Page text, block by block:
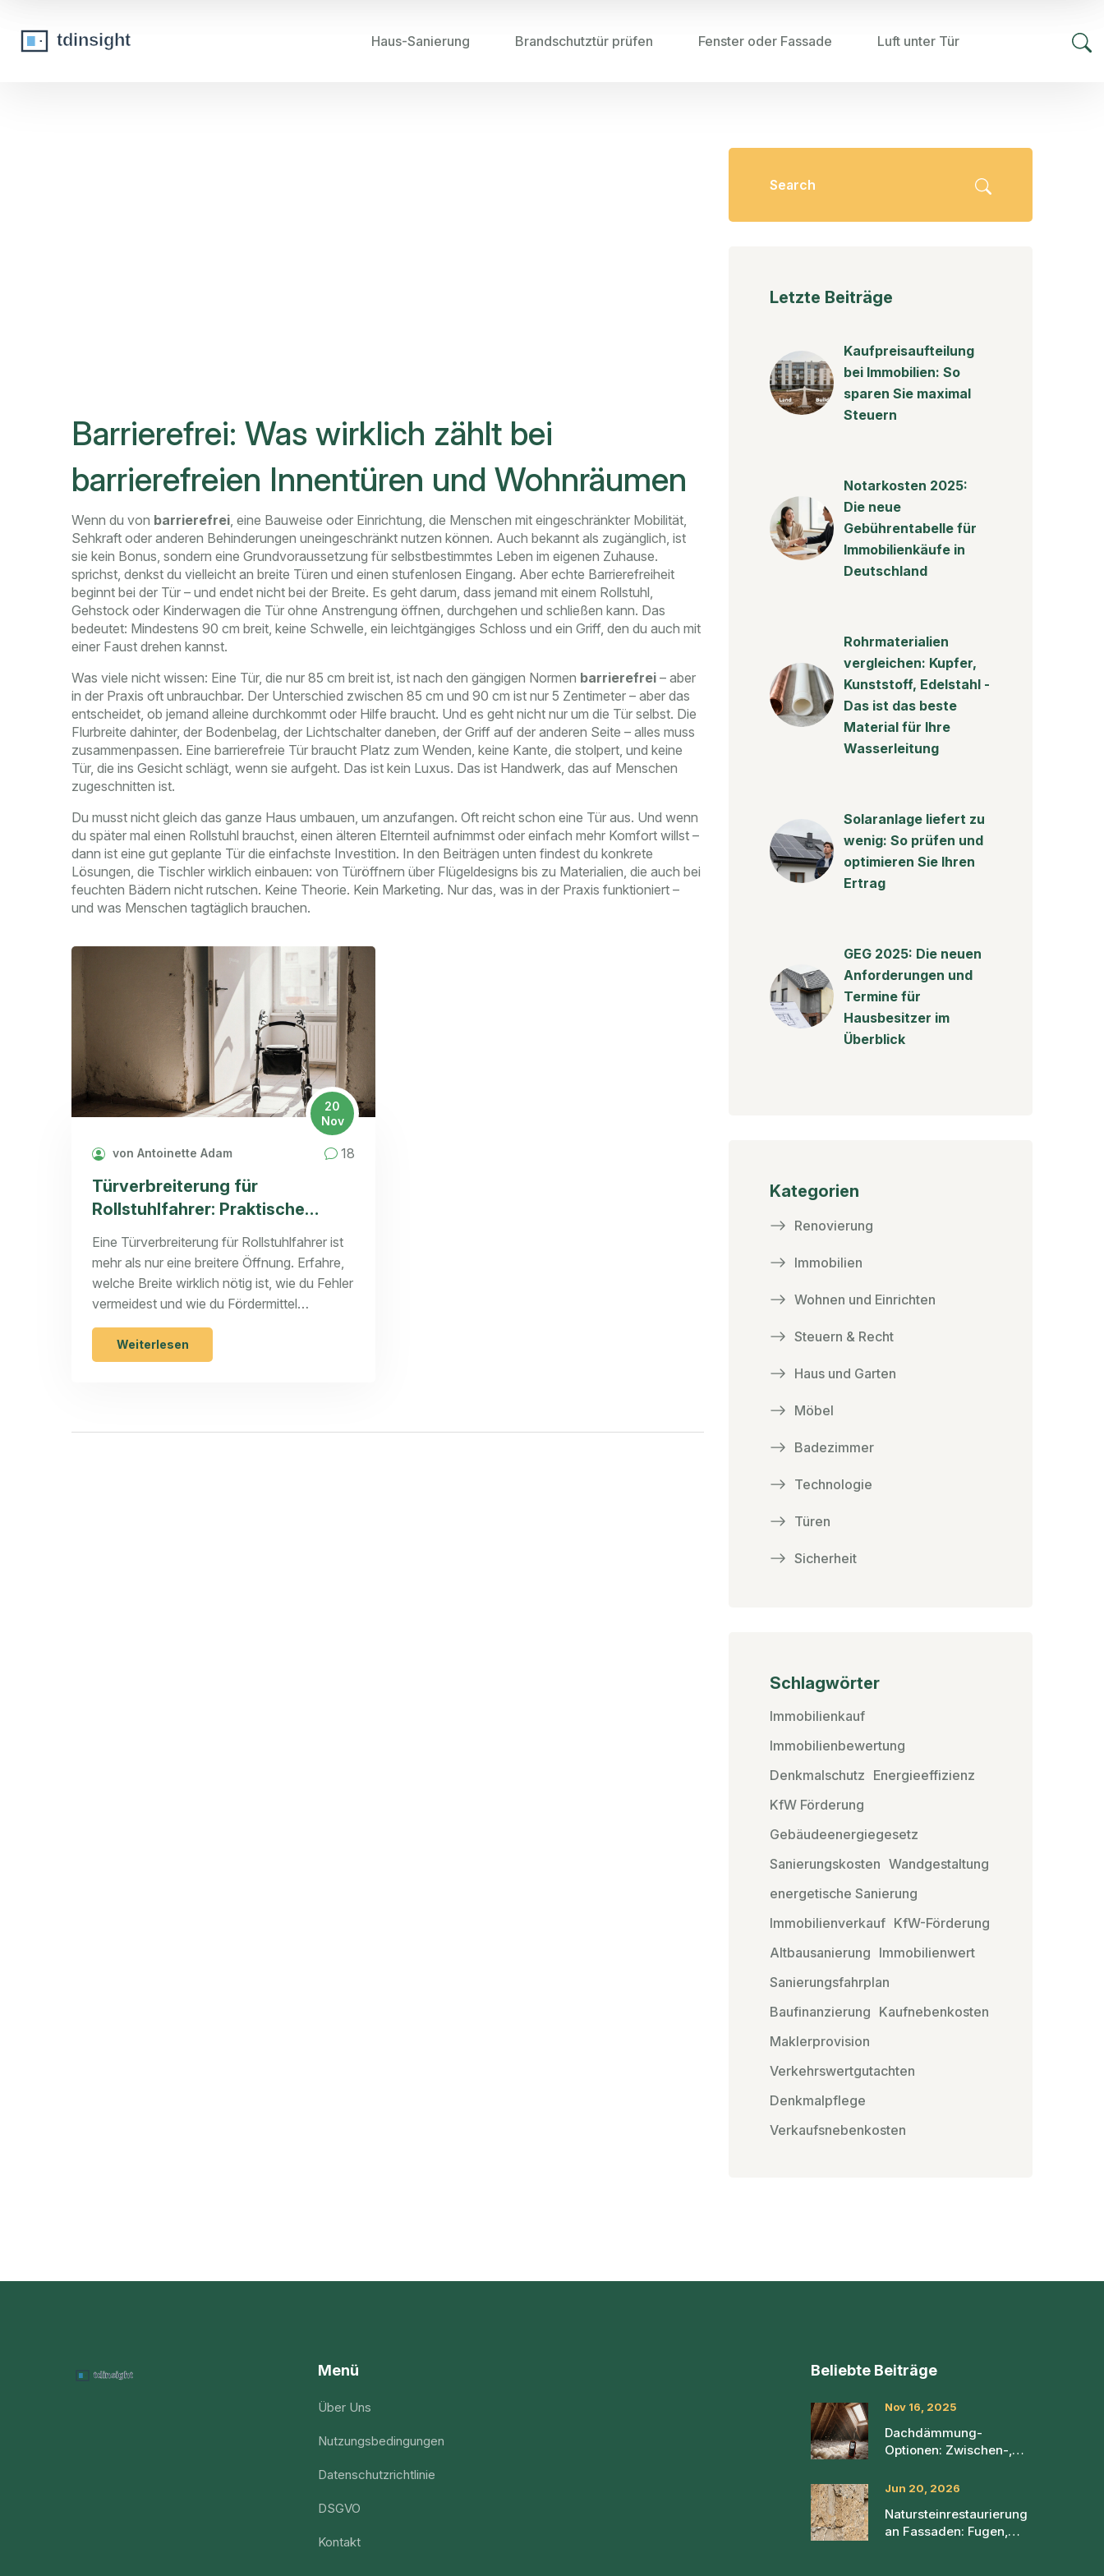
Haus-Sanierung Brandschutztür prüfen Fenster oder Fassade Luft unter Tür
Barrierefrei: Was wirklich zählt bei
barrierefreien Innentüren und Wohnräumen
Wenn du von barrierefrei, eine Bauweise oder Einrichtung, die Menschen mit eingeschränkter Mobilität,
Sehkraft oder anderen Behinderungen uneingeschränkt nutzen können. Auch bekannt als zugänglich, ist
sie kein Bonus, sondern eine Grundvoraussetzung für selbstbestimmtes Leben im eigenen Zuhause.
sprichst, denkst du vielleicht an breite Türen und einen stufenlosen Eingang. Aber echte Barrierefreiheit
beginnt bei der Tür – und endet nicht bei der Breite. Es geht darum, dass jemand mit einem Rollstuhl,
Gehstock oder Kinderwagen die Tür ohne Anstrengung öffnen, durchgehen und schließen kann. Das
bedeutet: Mindestens 90 cm breit, keine Schwelle, ein leichtgängiges Schloss und ein Griff, den du auch mit
einer Faust drehen kannst.
Was viele nicht wissen: Eine Tür, die nur 85 cm breit ist, ist nach den gängigen Normen barrierefrei – aber
in der Praxis oft unbrauchbar. Der Unterschied zwischen 85 cm und 90 cm ist nur 5 Zentimeter – aber das
entscheidet, ob jemand alleine durchkommt oder Hilfe braucht. Und es geht nicht nur um die Tür selbst. Die
Flurbreite dahinter, der Bodenbelag, der Lichtschalter daneben, der Griff auf der anderen Seite – alles muss
zusammenpassen. Eine barrierefreie Tür braucht Platz zum Wenden, keine Kante, die stolpert, und keine
Tür, die ins Gesicht schlägt, wenn sie aufgeht. Das ist kein Luxus. Das ist Handwerk, das auf Menschen
zugeschnitten ist.
Du musst nicht gleich das ganze Haus umbauen, um anzufangen. Oft reicht schon eine Tür aus. Und wenn
du später mal einen Rollstuhl brauchst, einen älteren Elternteil aufnimmst oder einfach mehr Komfort willst –
dann ist eine gut geplante Tür die einfachste Investition. In den Beiträgen unten findest du konkrete
Lösungen, die Tischler wirklich einbauen: von Türöffnern über Flügeldesigns bis zu Materialien, die auch bei
feuchten Bädern nicht rutschen. Keine Theorie. Kein Marketing. Nur das, was in der Praxis funktioniert –
und was Menschen tagtäglich brauchen.
20
Nov
von Antoinette Adam 18
Türverbreiterung für
Rollstuhlfahrer: Praktische
Planung und Ausführung nach
DIN 18040
Eine Türverbreiterung für Rollstuhlfahrer ist
mehr als nur eine breitere Öffnung. Erfahre,
welche Breite wirklich nötig ist, wie du Fehler
vermeidest und wie du Fördermittel
bekommst - nach DIN 18040 und mit
Praxisbeispielen.
Weiterlesen
Letzte Beiträge
Kaufpreisaufteilung
bei Immobilien: So
sparen Sie maximal
Steuern
Notarkosten 2025:
Die neue
Gebührentabelle für
Immobilienkäufe in
Deutschland
Rohrmaterialien
vergleichen: Kupfer,
Kunststoff, Edelstahl -
Das ist das beste
Material für Ihre
Wasserleitung
Solaranlage liefert zu
wenig: So prüfen und
optimieren Sie Ihren
Ertrag
GEG 2025: Die neuen
Anforderungen und
Termine für
Hausbesitzer im
Überblick
Kategorien
Renovierung
Immobilien
Wohnen und Einrichten
Steuern & Recht
Haus und Garten
Möbel
Badezimmer
Technologie
Türen
Sicherheit
Schlagwörter
Immobilienkauf
Immobilienbewertung
Denkmalschutz Energieeffizienz
KfW Förderung
Gebäudeenergiegesetz
Sanierungskosten Wandgestaltung
energetische Sanierung
Immobilienverkauf KfW-Förderung
Altbausanierung Immobilienwert
Sanierungsfahrplan
Baufinanzierung Kaufnebenkosten
Maklerprovision
Verkehrswertgutachten
Denkmalpflege
Verkaufsnebenkosten
Menü
Über Uns
Nutzungsbedingungen
Datenschutzrichtlinie
DSGVO
Kontakt
Beliebte Beiträge
Nov 16, 2025
Dachdämmung-
Optionen: Zwischen-,
Untersparrendämmung
Jun 20, 2026
Natursteinrestaurierung
an Fassaden: Fugen,